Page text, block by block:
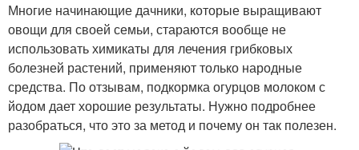
Многие начинающие дачники, которые выращивают
овощи для своей семьи, стараются вообще не
использовать химикаты для лечения грибковых
болезней растений, применяют только народные
средства. По отзывам, подкормка огурцов молоком с
йодом дает хорошие результаты. Нужно подробнее
разобраться, что это за метод и почему он так полезен.